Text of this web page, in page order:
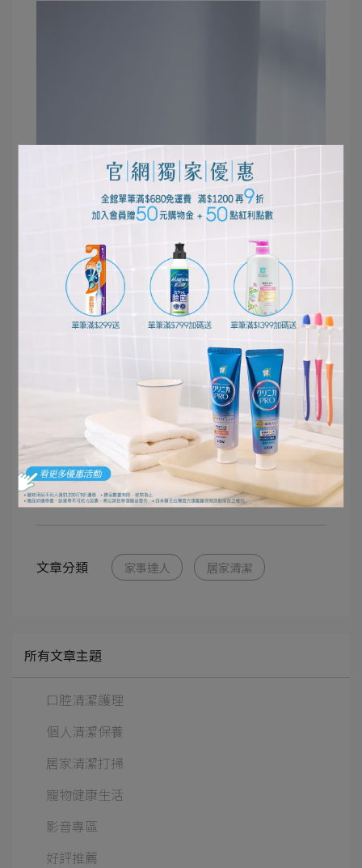
文章分類 家事達人 居家清潔
所有文章主題
口腔清潔護理
個人清潔保養
居家清潔打掃
寵物健康生活
影音專區
好評推薦